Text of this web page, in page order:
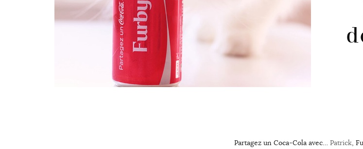
Partagez un Coca-Cola avec… Patrick,